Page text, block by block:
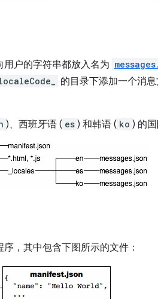
户的字符串都放入名为
的目录下添加一个消
)、西班牙语 ( es ) 和韩语 ( ko ) 的
，其中包含下图所示的文件：